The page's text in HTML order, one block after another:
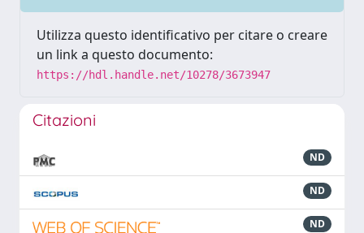
Utilizza questo identificativo per citare o creare
un link a questo documento:
https://hdl.handle.net/10278/3673947
Citazioni
ND
ND
ND